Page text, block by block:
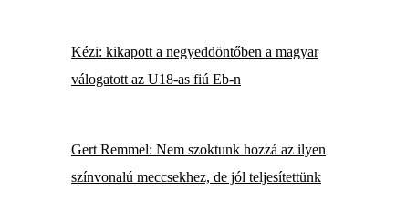
Kézi: kikapott a negyeddöntőben a magyar
válogatott az U18-as fiú Eb-n
Gert Remmel: Nem szoktunk hozzá az ilyen
színvonalú meccsekhez, de jól teljesítettünk